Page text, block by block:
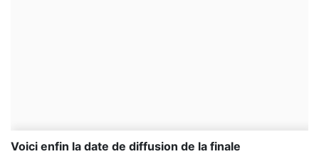
Voici enfin la date de diffusion de la finale